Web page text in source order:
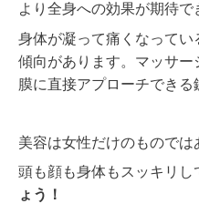
より全身への効果が期待で
身体が凝って痛くなって
傾向があります。マッサ
膜に直接アプローチできる
美容は女性だけのものでは
頭も顔も身体もスッキリし
ょう！